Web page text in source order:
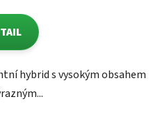
hybrid s vysokým obsahem